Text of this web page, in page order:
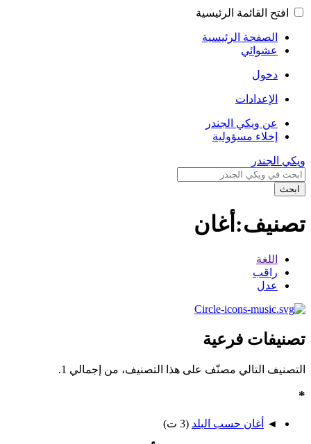
افتح القائمة الرئيسية
الصفحة الرئيسية
عشوائي
دخول
الإعدادات
عن ويكي الجندر
إخلاء مسؤولية
ويكي الجندر
ابحث
تصنيف:أغان
اللغة
راقب
عدل
تصنيفات فرعية
التصنيف التالي مصنّف على هذا التصنيف، من إجمالي 1.
*
◄ أغان حسب البلد (3 ت)